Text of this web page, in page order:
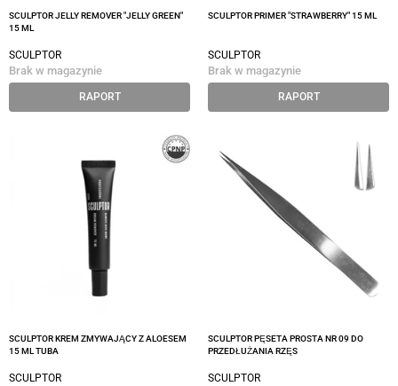
SCULPTOR JELLY REMOVER "JELLY GREEN"
15 ML
SCULPTOR
Brak w magazynie
RAPORT
SCULPTOR PRIMER "STRAWBERRY" 15 ML
SCULPTOR
Brak w magazynie
RAPORT
SCULPTOR KREM ZMYWAJĄCY Z ALOESEM
15 ML TUBA
SCULPTOR
SCULPTOR PĘSETA PROSTA NR 09 DO
PRZEDŁUŻANIA RZĘS
SCULPTOR